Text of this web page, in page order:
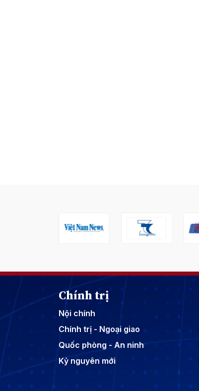
Chính trị
Nội chính
Chính trị - Ngoại giao
Quốc phòng - An ninh
Kỷ nguyên mới